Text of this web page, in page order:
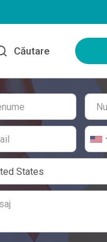
Căutare